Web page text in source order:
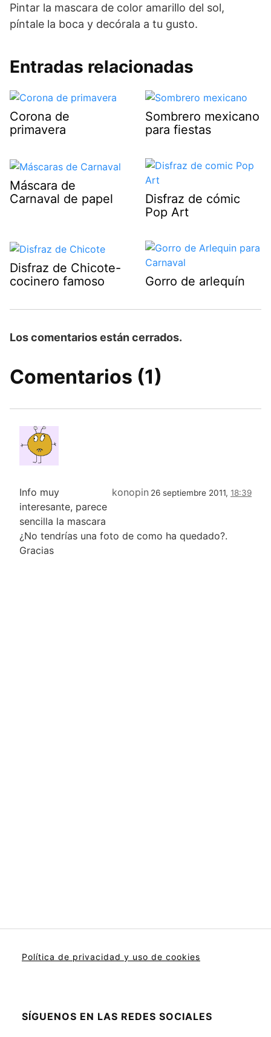
Pintar la mascara de color amarillo del sol,
píntale la boca y decórala a tu gusto.
Entradas relacionadas
Corona de
primavera
Sombrero mexicano
para fiestas
Máscara de
Carnaval de papel
Disfraz de cómic
Pop Art
Disfraz de Chicote-
cocinero famoso
Gorro de arlequín
Los comentarios están cerrados.
Comentarios (1)
konopin 26 septiembre 2011, 18:39
Info muy
interesante, parece
sencilla la mascara
¿No tendrías una foto de como ha quedado?.
Gracias
Política de privacidad y uso de cookies
SÍGUENOS EN LAS REDES SOCIALES